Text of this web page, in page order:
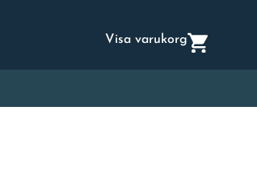
Visa varukorg